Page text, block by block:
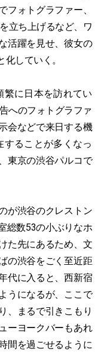
フォトグラファー、
立ち上げるなど、ワ
活躍を見せ、彼女の
していく。
に日本を訪れてい
へのフォトグラファ
会などで来日する機
ることが多くなっ
東京の渋谷パルコで
が渋谷のクレストン
総数53の小ぶりなホ
た先にあるため、文
の渋谷をごく至近距
代に入ると、西新宿
うになるが、ここで
、まるで引きこもり
ーヨークバーもあれ
間を過ごせるように